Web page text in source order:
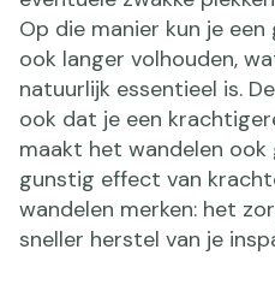
Op die manier kun je
ook langer volhouden,
natuurlijk essentieel is.
ook dat je een
maakt het wandelen ook
gunstig effect van
wandelen merken: het
sneller herstel van je